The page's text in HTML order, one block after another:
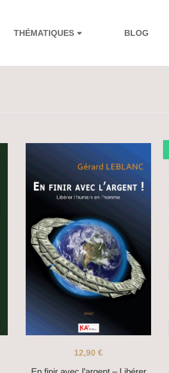
THÉMATIQUES BLOG
12,90 €